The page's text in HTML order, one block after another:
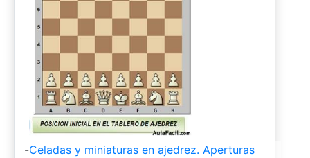
-Celadas y miniaturas en ajedrez. Aperturas